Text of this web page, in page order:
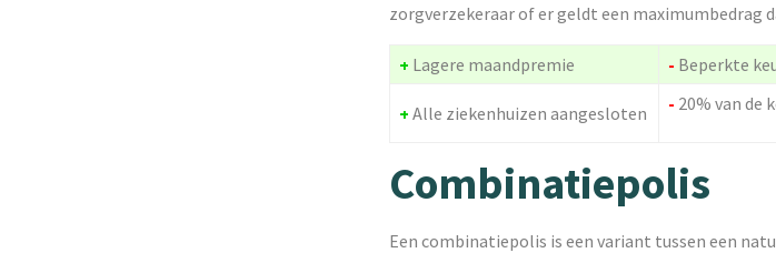
zorgverzekeraar of er geldt een maximumbedrag
+ Lagere maandpremie - Beperkte
+ Alle ziekenhuizen aangesloten - 20% van de
Combinatiepolis
Een combinatiepolis is een variant tussen een